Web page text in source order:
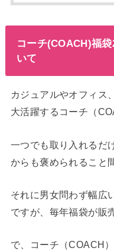
コーチ(COACH)福
いて
カジュアルやオフィス
大活躍するコーチ（
一つでも取り入れるだ
からも褒められること
それに男女問わず幅広
ですが、毎年福袋が販
で、コーチ（COACH